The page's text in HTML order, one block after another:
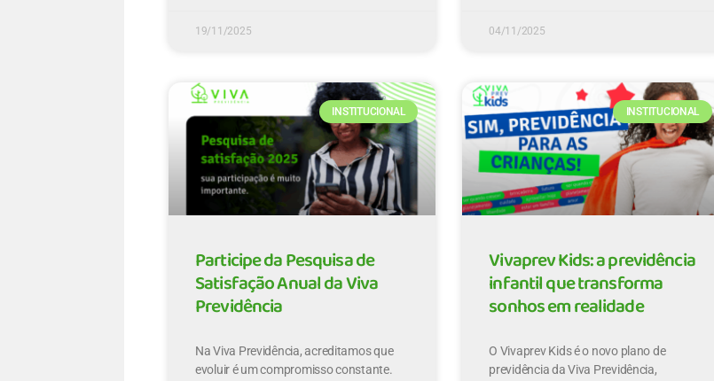
19/11/2025 04/11/2025
INSTITUCIONAL
Participe da Pesquisa de
Satisfação Anual da Viva
Previdência
Na Viva Previdência, acreditamos que
evoluir é um compromisso constante.
INSTITUCIONAL
Vivaprev Kids: a previdência
infantil que transforma
sonhos em realidade
O Vivaprev Kids é o novo plano de
previdência da Viva Previdência,